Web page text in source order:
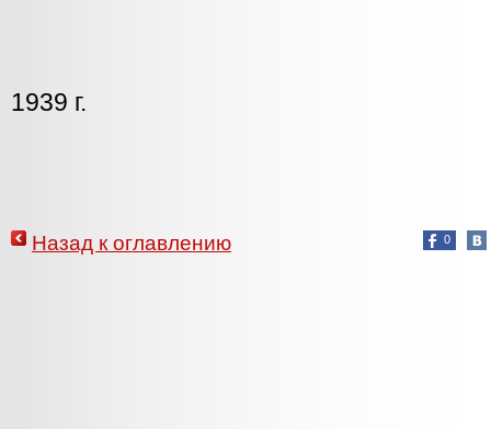
1939 г.
0
Назад к оглавлению